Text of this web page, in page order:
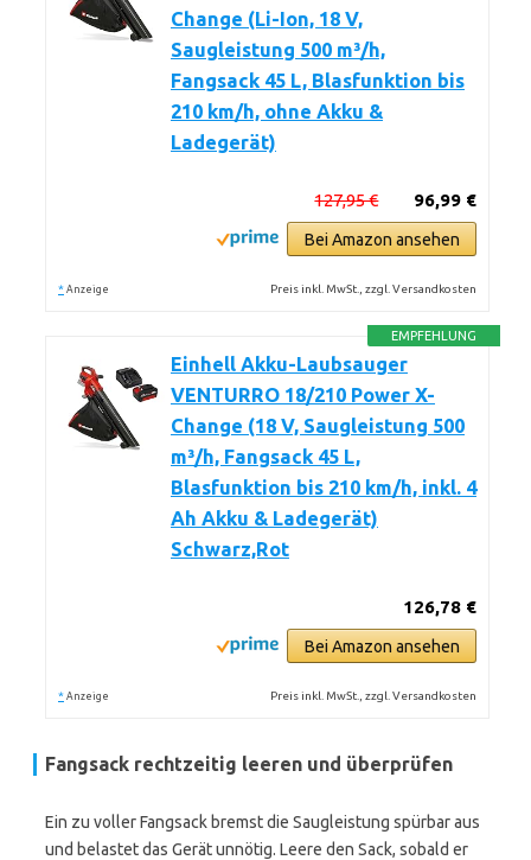
Change (Li-Ion, 18 V,
Saugleistung 500 m³/h,
Fangsack 45 L, Blasfunktion bis
210 km/h, ohne Akku &
Ladegerät)
96,99 €
127,95 €
Bei Amazon ansehen
* Anzeige Preis inkl. MwSt., zzgl. Versandkosten
EMPFEHLUNG
Einhell Akku-Laubsauger
VENTURRO 18/210 Power X-
Change (18 V, Saugleistung 500
m³/h, Fangsack 45 L,
Blasfunktion bis 210 km/h, inkl. 4
Ah Akku & Ladegerät)
Schwarz,Rot
126,78 €
Bei Amazon ansehen
* Anzeige Preis inkl. MwSt., zzgl. Versandkosten
Fangsack rechtzeitig leeren und überprüfen
Ein zu voller Fangsack bremst die Saugleistung spürbar aus
und belastet das Gerät unnötig. Leere den Sack, sobald er